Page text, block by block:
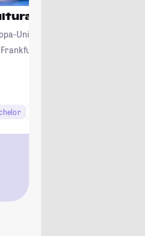
and Social
Universität Viadrina Frankfurt
Frankfurt (Oder)